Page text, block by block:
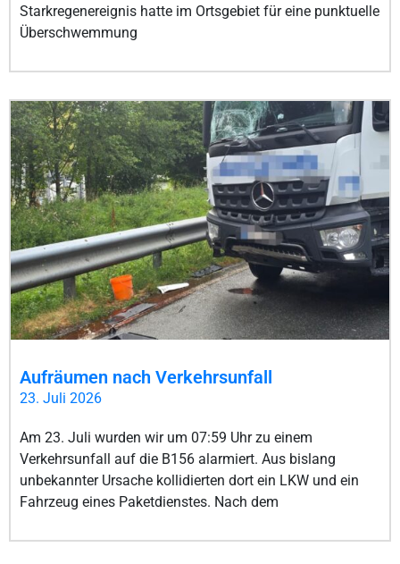
Starkregenereignis hatte im Ortsgebiet für eine punktuelle
Überschwemmung
Aufräumen nach Verkehrsunfall
23. Juli 2026
Am 23. Juli wurden wir um 07:59 Uhr zu einem
Verkehrsunfall auf die B156 alarmiert. Aus bislang
unbekannter Ursache kollidierten dort ein LKW und ein
Fahrzeug eines Paketdienstes. Nach dem